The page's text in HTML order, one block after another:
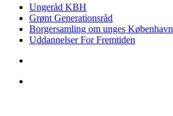
Ungeråd KBH
Grønt Generationsråd
Borgersamling om unges København
Uddannelser For Fremtiden